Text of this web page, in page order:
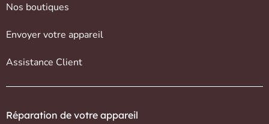
Nos boutiques
Envoyer votre appareil
Assistance Client
Réparation de votre appareil